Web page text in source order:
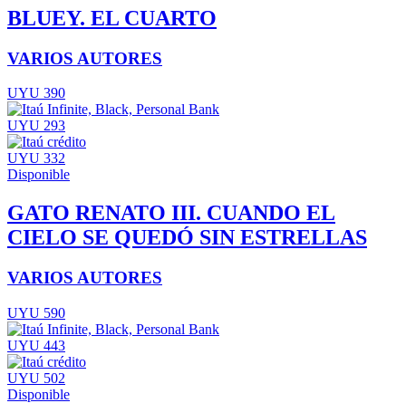
BLUEY. EL CUARTO
VARIOS AUTORES
UYU 390
UYU 293
UYU 332
Disponible
GATO RENATO III. CUANDO EL
CIELO SE QUEDÓ SIN ESTRELLAS
VARIOS AUTORES
UYU 590
UYU 443
UYU 502
Disponible